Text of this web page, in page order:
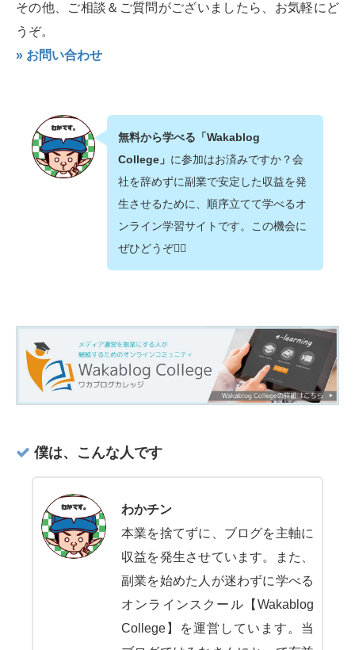
その他、ご相談＆ご質問がございましたら、お気軽にど
うぞ。
» お問い合わせ
無料から学べる「Wakablog
College」 に参加はお済みですか？会
社を辞めずに副業で安定した収益を発
生させるために、順序立てて学べるオ
ンライン学習サイトです。この機会に
ぜひどうぞ💁‍♂️
僕は、こんな人です
わかチン
本業を捨てずに、ブログを主軸に
収益を発生させています。また、
副業を始めた人が迷わずに学べる
オンラインスクール【Wakablog
College】を運営しています。当